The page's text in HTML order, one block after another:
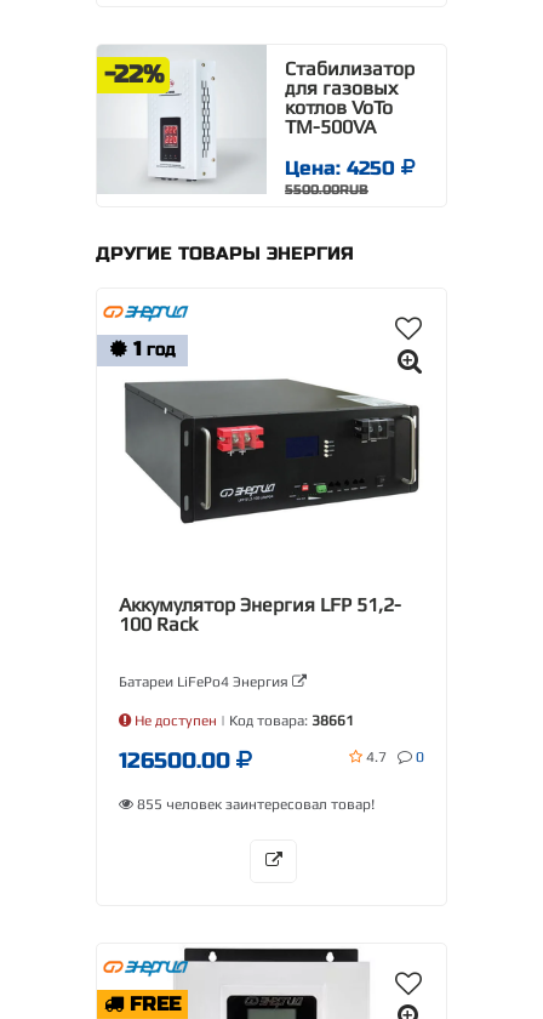
-22%
Стабилизатор
для газовых
котлов VoTo
TM-500VA
Цена: 4250
5500.00RUB
ДРУГИЕ ТОВАРЫ ЭНЕРГИЯ
1 ГОД
Аккумулятор Энергия LFP 51,2-
100 Rack
Батареи LiFePo4 Энергия
Не доступен | Код товара: 38661
126500.00 4.7 0
855 человек заинтересовал товар!
FREE